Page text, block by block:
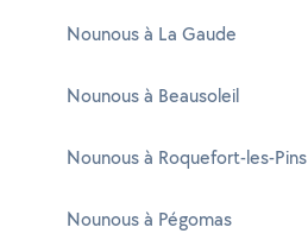
Nounous à La Gaude
Nounous à Beausoleil
Nounous à Roquefort-les-Pins
Nounous à Pégomas